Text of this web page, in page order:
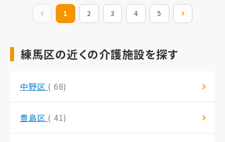
前の20件
1 2 3 4 5
練馬区の近くの介護施設を探す
中野区 ( 68)
豊島区 ( 41)